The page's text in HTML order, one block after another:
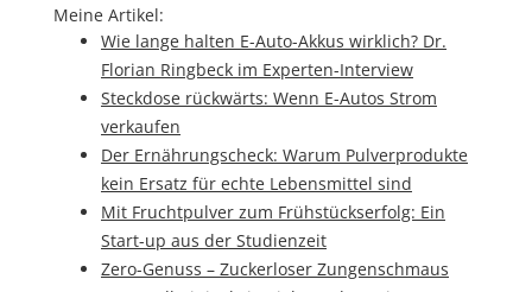
Meine Artikel:
Wie lange halten E-Auto-Akkus wirklich? Dr.
Florian Ringbeck im Experten-Interview
Steckdose rückwärts: Wenn E-Autos Strom
verkaufen
Der Ernährungscheck: Warum Pulverprodukte
kein Ersatz für echte Lebensmittel sind
Mit Fruchtpulver zum Frühstückserfolg: Ein
Start-up aus der Studienzeit
Zero-Genuss – Zuckerloser Zungenschmaus